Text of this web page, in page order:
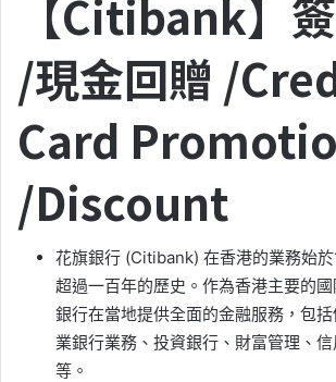
【Citibank】
/現金回贈 /
Card
/Discount
花旗銀行 (Citibank) 在香港的業務始
超過一百年的歷史。作為香港主要的
銀行在當地提供全面的金融服務，包
業銀行業務、投資銀行、財富管理、
等。